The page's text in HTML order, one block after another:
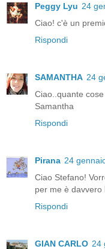
Peggy Lyu 24
Ciao! c'è un
Rispondi
SAMANTHA 24
Ciao..quante
Samantha
Rispondi
Pirana 24
Ciao Stefano!
per me è davvero
Rispondi
GIAN CARLO 24